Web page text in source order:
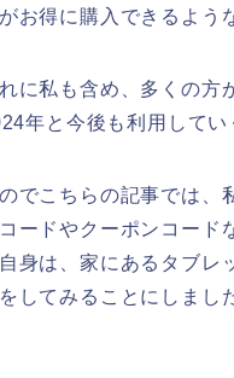
お得に購入できるよう
に私も含め、多くの方
年と今後も利用してい
でこちらの記事では、
ードやクーポンコード
身は、家にあるタブレ
してみることにしまし